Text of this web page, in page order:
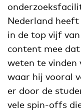
Nederland
in de top vijf
content mee
weten te vinden
waar hij vooral
er door de
vele spin-offs